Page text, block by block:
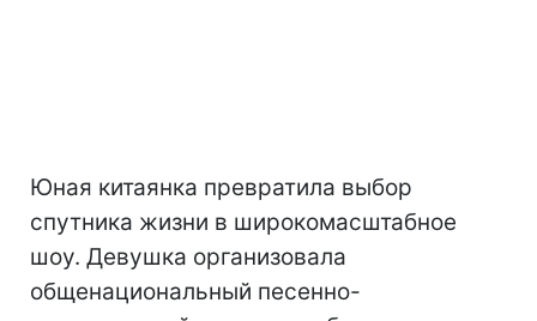
Юная китаянка превратила выбор
спутника жизни в широкомасштабное
шоу. Девушка организовала
общенациональный песенно-